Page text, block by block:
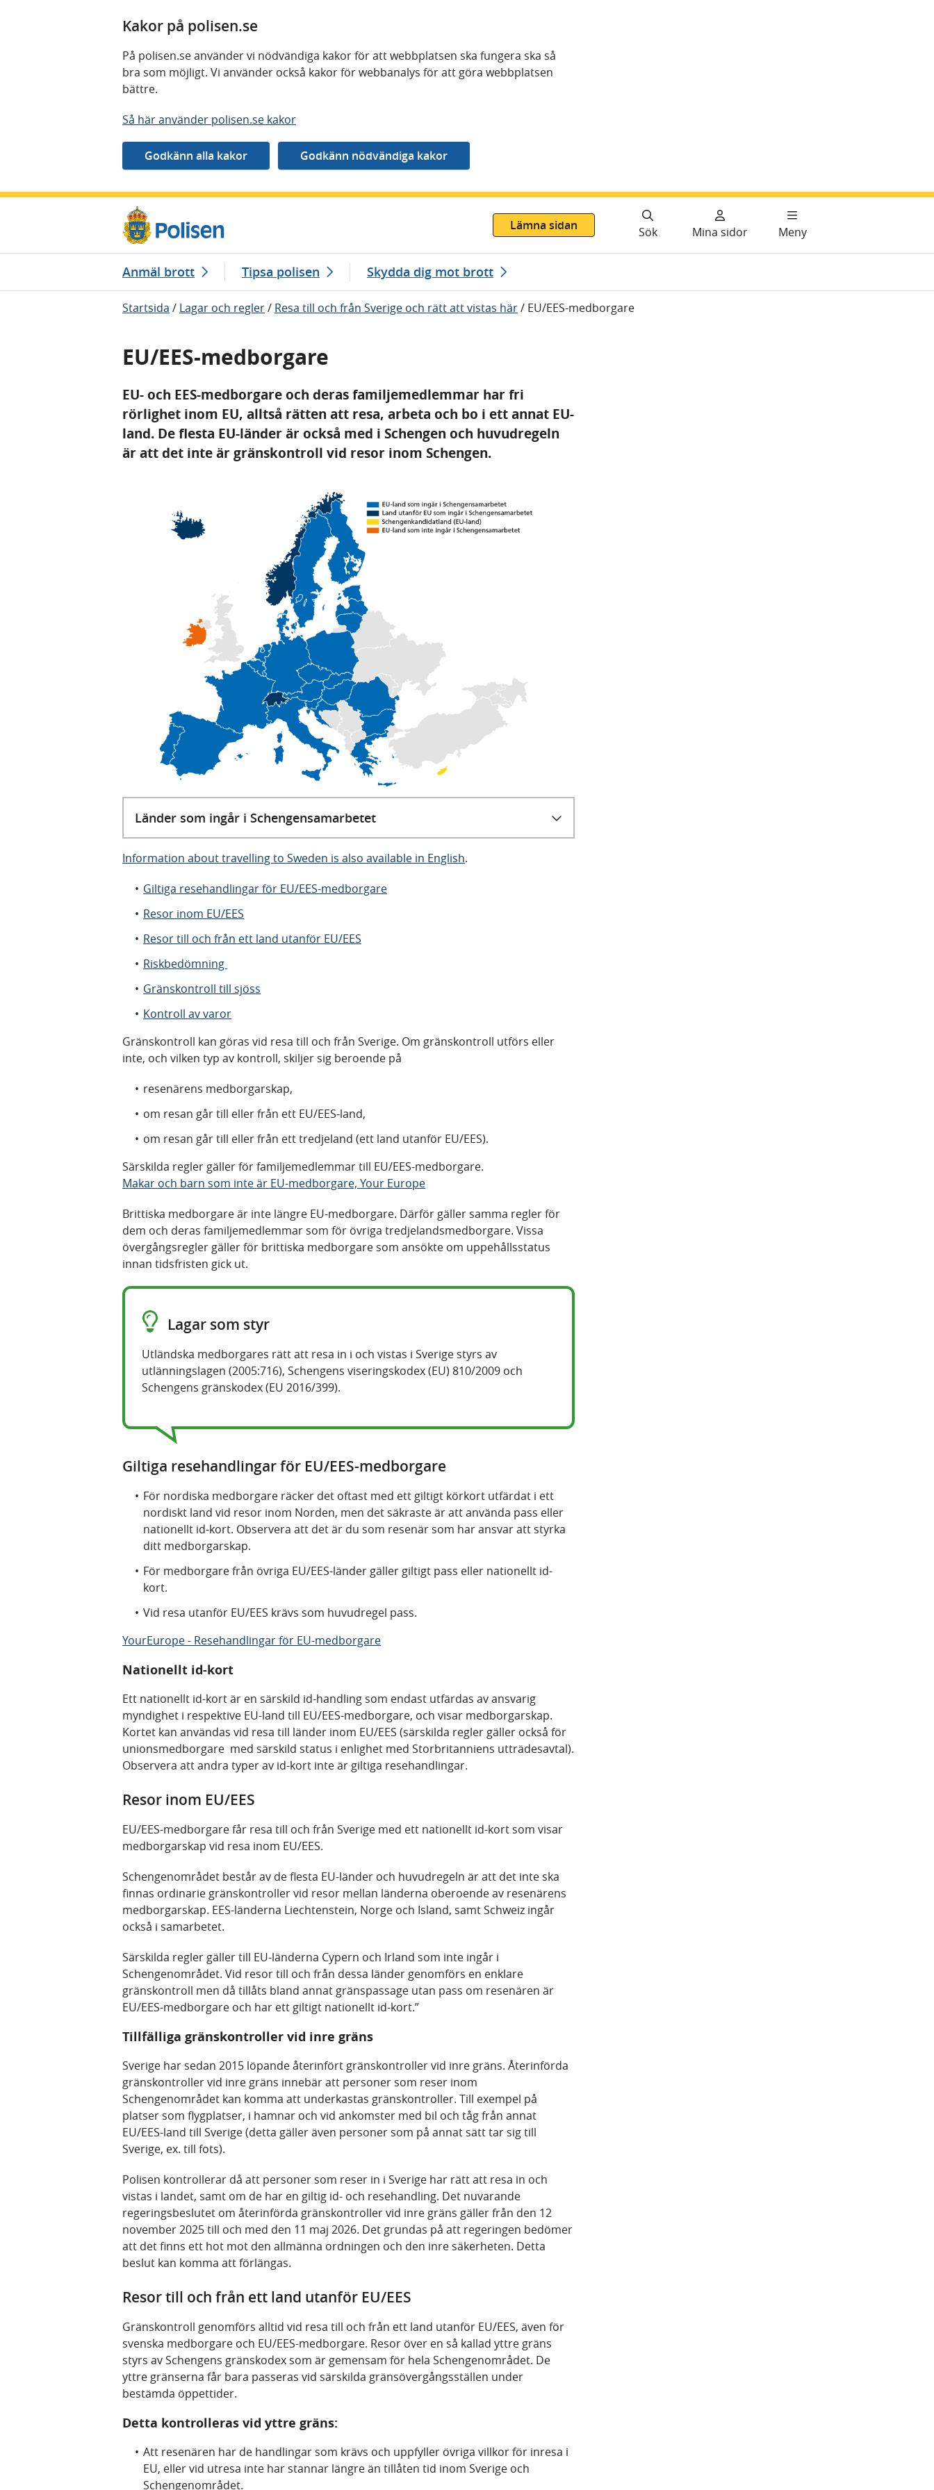
Kakor på polisen.se
På polisen.se använder vi nödvändiga kakor för att webbplatsen ska fungera ska så
bra som möjligt. Vi använder också kakor för webbanalys för att göra webbplatsen
bättre.
Så här använder polisen.se kakor
Lämna sidan
Sök Mina sidor Meny
Anmäl brott Tipsa polisen Skydda dig mot brott
Startsida / Lagar och regler/ Resa till och från Sverige och rätt att vistas här/ EU/EES-medborgare
EU/EES-medborgare
EU- och EES-medborgare och deras familjemedlemmar har fri
rörlighet inom EU, alltså rätten att resa, arbeta och bo i ett annat EU-
land. De flesta EU-länder är också med i Schengen och huvudregeln
är att det inte är gränskontroll vid resor inom Schengen.
Länder som ingår i Schengensamarbetet
Information about travelling to Sweden is also available in English.
Giltiga resehandlingar för EU/EES-medborgare
Resor inom EU/EES
Resor till och från ett land utanför EU/EES
Riskbedömning
Gränskontroll till sjöss
Kontroll av varor
Gränskontroll kan göras vid resa till och från Sverige. Om gränskontroll utförs eller
inte, och vilken typ av kontroll, skiljer sig beroende på
resenärens medborgarskap,
om resan går till eller från ett EU/EES-land,
om resan går till eller från ett tredjeland (ett land utanför EU/EES).
Särskilda regler gäller för familjemedlemmar till EU/EES-medborgare.
Makar och barn som inte är EU-medborgare, Your Europe
Brittiska medborgare är inte längre EU-medborgare. Därför gäller samma regler för
dem och deras familjemedlemmar som för övriga tredjelandsmedborgare. Vissa
övergångsregler gäller för brittiska medborgare som ansökte om uppehållsstatus
innan tidsfristen gick ut.
Lagar som styr
Utländska medborgares rätt att resa in i och vistas i Sverige styrs av
utlänningslagen (2005:716), Schengens viseringskodex (EU) 810/2009 och
Schengens gränskodex (EU 2016/399).
Giltiga resehandlingar för EU/EES-medborgare
För nordiska medborgare räcker det oftast med ett giltigt körkort utfärdat i ett
nordiskt land vid resor inom Norden, men det säkraste är att använda pass eller
nationellt id-kort. Observera att det är du som resenär som har ansvar att styrka
ditt medborgarskap.
För medborgare från övriga EU/EES-länder gäller giltigt pass eller nationellt id-
kort.
Vid resa utanför EU/EES krävs som huvudregel pass.
YourEurope - Resehandlingar för EU-medborgare
Nationellt id-kort
Ett nationellt id-kort är en särskild id-handling som endast utfärdas av ansvarig
myndighet i respektive EU-land till EU/EES-medborgare, och visar medborgarskap.
Kortet kan användas vid resa till länder inom EU/EES (särskilda regler gäller också för
unionsmedborgare med särskild status i enlighet med Storbritanniens utträdesavtal).
Observera att andra typer av id-kort inte är giltiga resehandlingar.
Resor inom EU/EES
EU/EES-medborgare får resa till och från Sverige med ett nationellt id-kort som visar
medborgarskap vid resa inom EU/EES.
Schengenområdet består av de flesta EU-länder och huvudregeln är att det inte ska
finnas ordinarie gränskontroller vid resor mellan länderna oberoende av resenärens
medborgarskap. EES-länderna Liechtenstein, Norge och Island, samt Schweiz ingår
också i samarbetet.
Särskilda regler gäller till EU-länderna Cypern och Irland som inte ingår i
Schengenområdet. Vid resor till och från dessa länder genomförs en enklare
gränskontroll men då tillåts bland annat gränspassage utan pass om resenären är
EU/EES-medborgare och har ett giltigt nationellt id-kort.”
Tillfälliga gränskontroller vid inre gräns
Sverige har sedan 2015 löpande återinfört gränskontroller vid inre gräns. Återinförda
gränskontroller vid inre gräns innebär att personer som reser inom
Schengenområdet kan komma att underkastas gränskontroller. Till exempel på
platser som flygplatser, i hamnar och vid ankomster med bil och tåg från annat
EU/EES-land till Sverige (detta gäller även personer som på annat sätt tar sig till
Sverige, ex. till fots).
Polisen kontrollerar då att personer som reser in i Sverige har rätt att resa in och
vistas i landet, samt om de har en giltig id- och resehandling. Det nuvarande
regeringsbeslutet om återinförda gränskontroller vid inre gräns gäller från den 12
november 2025 till och med den 11 maj 2026. Det grundas på att regeringen bedömer
att det finns ett hot mot den allmänna ordningen och den inre säkerheten. Detta
beslut kan komma att förlängas.
Resor till och från ett land utanför EU/EES
Gränskontroll genomförs alltid vid resa till och från ett land utanför EU/EES, även för
svenska medborgare och EU/EES-medborgare. Resor över en så kallad yttre gräns
styrs av Schengens gränskodex som är gemensam för hela Schengenområdet. De
yttre gränserna får bara passeras vid särskilda gränsövergångsställen under
bestämda öppettider.
Detta kontrolleras vid yttre gräns:
Att resenären har de handlingar som krävs och uppfyller övriga villkor för inresa i
EU, eller vid utresa inte har stannar längre än tillåten tid inom Sverige och
Schengenområdet.